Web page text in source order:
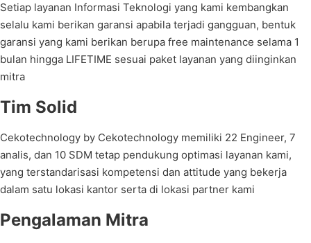
Setiap layanan Informasi Teknologi yang kami kembangkan
selalu kami berikan garansi apabila terjadi gangguan, bentuk
garansi yang kami berikan berupa free maintenance selama 1
bulan hingga LIFETIME sesuai paket layanan yang diinginkan
mitra
Tim Solid
Cekotechnology by Cekotechnology memiliki 22 Engineer, 7
analis, dan 10 SDM tetap pendukung optimasi layanan kami,
yang terstandarisasi kompetensi dan attitude yang bekerja
dalam satu lokasi kantor serta di lokasi partner kami
Pengalaman Mitra